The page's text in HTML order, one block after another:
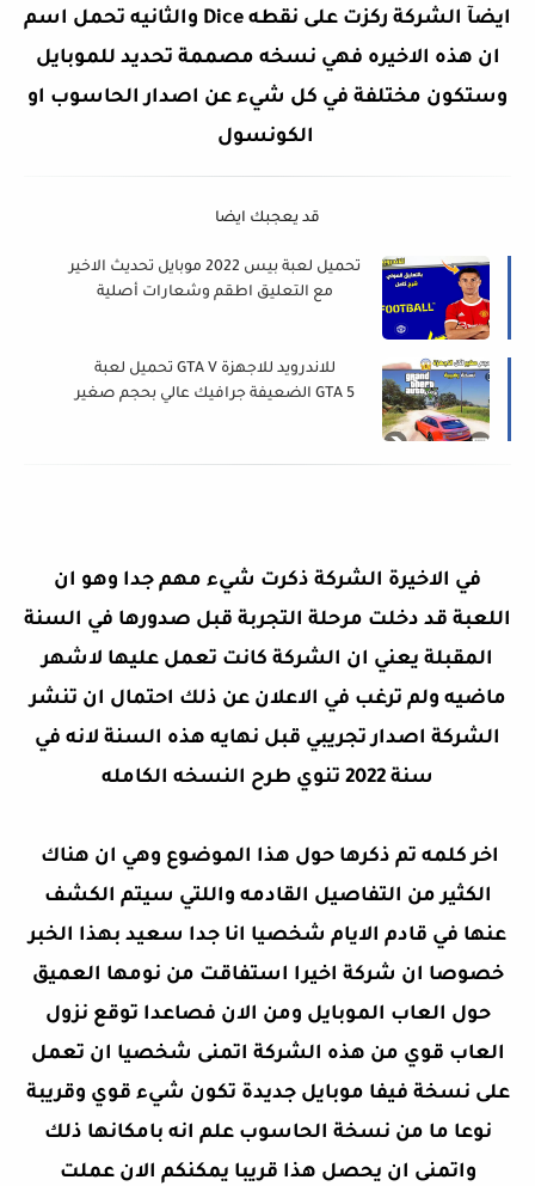
والثانيه تحمل اسم Dice ايضآ الشركة ركزت على نقطه
ان هذه الاخيره فهي نسخه مصممة تحديد للموبايل
وستكون مختلفة في كل شيء عن اصدار الحاسوب او
قد يعجبك ايضا
تحميل لعبة بيس 2022 موبايل تحديث الاخير
مع التعليق اطقم وشعارات أصلية
تحميل لعبة GTA V للاندرويد للاجهزة
الضعيفة جرافيك عالي بحجم صغير GTA 5
في الاخيرة الشركة ذكرت شيء مهم جدا وهو ان
اللعبة قد دخلت مرحلة التجربة قبل صدورها في السنة
المقبلة يعني ان الشركة كانت تعمل عليها لاشهر
ماضيه ولم ترغب في الاعلان عن ذلك احتمال ان تنشر
الشركة اصدار تجريبي قبل نهايه هذه السنة لانه في
سنة 2022 تنوي طرح النسخه الكامله
الكثير من التفاصيل القادمه واللتي سيتم الكشف
عنها في قادم الايام شخصيا انا جدا سعيد بهذا الخبر
خصوصا ان شركة اخيرا استفاقت من نومها العميق
حول العاب الموبايل ومن الان فصاعدا توقع نزول
العاب قوي من هذه الشركة اتمنى شخصيا ان تعمل
على نسخة فيفا موبايل جديدة تكون شيء قوي وقريبة
نوعا ما من نسخة الحاسوب علم انه بامكانها ذلك
واتمنى ان يحصل هذا قريبا يمكنكم الان عملت